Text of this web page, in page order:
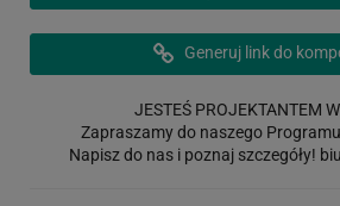
Generuj link do
JESTEŚ PROJEKTANTEM
Zapraszamy do naszego
Napisz do nas i poznaj szczegóły!